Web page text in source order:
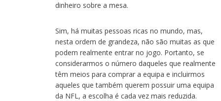
dinheiro sobre a mesa.
Sim, há muitas pessoas ricas no mundo, mas,
nesta ordem de grandeza, não são muitas as que
podem realmente entrar no jogo. Portanto, se
considerarmos o número daqueles que realmente
têm meios para comprar a equipa e incluirmos
aqueles que também querem possuir uma equipa
da NFL, a escolha é cada vez mais reduzida.